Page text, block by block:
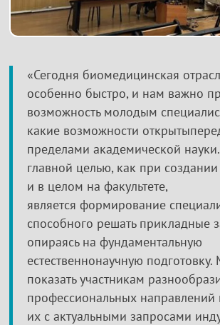
«Сегодня биомедицинская
особенно быстро, и нам важно
возможность молодым
какие возможности
пределами академической
главной целью, как при создании
и в целом на факультете,
является формирование
способного решать прикладные
опираясь на фундаментальную
естественнонаучную
показать участникам
профессиональных направлений
их с актуальными запросами